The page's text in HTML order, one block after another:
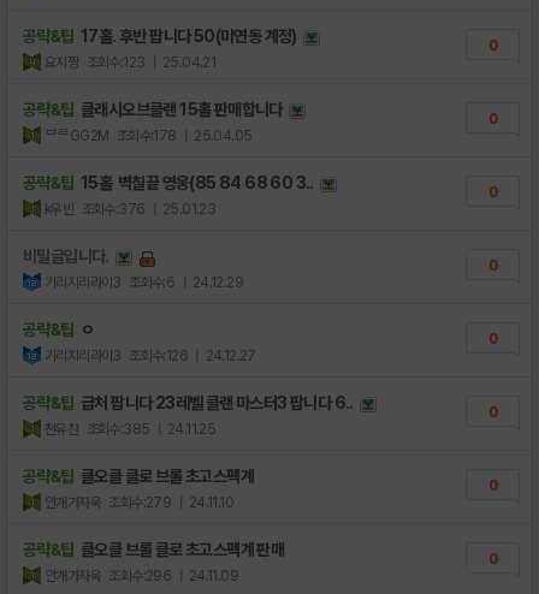
공략&팁 17홀. 후반 팝니다 50(미연동 계정)
요지짱 조회수:123 | 25.04.21
0
공략&팁 클래시오브클랜 15홀 판매합니다
ᄇᄅGG2M 조회수:178 | 25.04.05
0
공략&팁 15홀 벽칠끝 영웅(85 84 68 60 3..
k우빈 조회수:376 | 25.01.23
0
비밀글입니다.
기리지리라이3 조회수:6 | 24.12.29
0
공략&팁 ㅇ
기리지리라이3 조회수:126 | 24.12.27
0
공략&팁 급처 팝니다 23레벨 클랜 마스터3 팝니다 6..
천유찬 조회수:385 | 24.11.25
0
공략&팁 클오클 클로 브롤 초고스펙계
안개가자욱 조회수:279 | 24.11.10
0
공략&팁 클오클 브롤 클로 초고스펙계 판매
안개가자욱 조회수:296 | 24.11.09
0